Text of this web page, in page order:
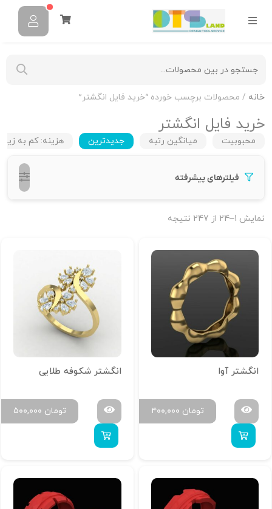
خانه / محصولات برچسب خورده “خرید فایل انگشتر”
خرید فایل انگشتر
محبوبیت میانگین رتبه جدیدترین هزینه: کم به زیاد
فیلترهای پیشرفته
نمایش 1–24 از 247 نتیجه
انگشتر آوا
۴۰۰,۰۰۰ تومان
انگشتر شکوفه طلایی
۵۰۰,۰۰۰ تومان